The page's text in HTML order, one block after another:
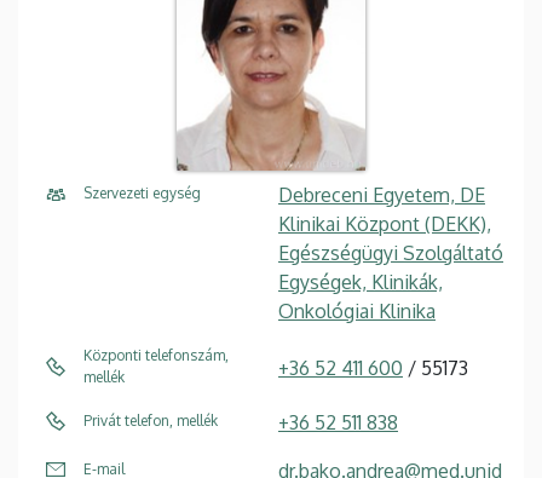
Szervezeti egység
Debreceni Egyetem, DE
Klinikai Központ (DEKK),
Egészségügyi Szolgáltató
Egységek, Klinikák,
Onkológiai Klinika
Központi telefonszám,
mellék
+36 52 411 600 / 55173
Privát telefon, mellék +36 52 511 838
E-mail dr.bako.andrea@med.unid